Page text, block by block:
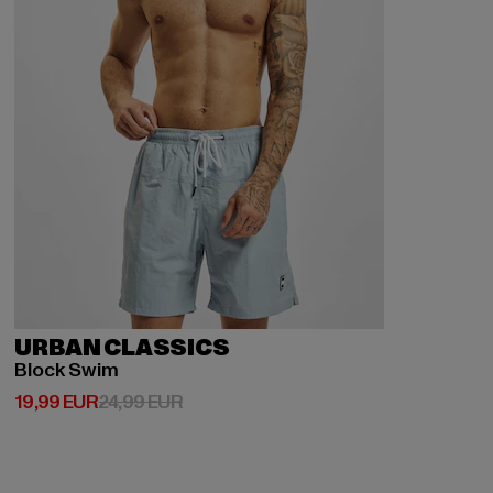
URBAN CLASSICS
Block Swim
19,99 EUR
Derzeitiger Preis: 19,99 EUR
24,99 EURAktionspreis: 24,99 EUR